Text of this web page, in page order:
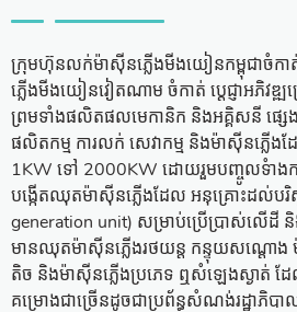
ក្រុមហ៊ុនលក់ម៉ាស៊ីនភ្លើងមីងយៀនកម្ពុជាចំក
ភ្លើងមីងយៀនវៀតណាម ចំកាត់ ប្តេជ្ញាអភិវឌ្ឍ
ព្រមទាំងផលិតផលមេកានិក និងអគ្គិសនី ផ្សេ
ផលិតកម្ម ការលក់ សេវាកម្ម និងម៉ាស៊ីនភ្លើ
1KW ទៅ 2000KW ដោយរួមបញ្ចូលទំាងការ
បង្កើតឈុតម៉ាស៊ីនភ្លើងដែល អនុគ្រោះដល់បរិ
generation unit) សម្រាប់ប្រើប្រាស់លើដី និង
មានឈុតម៉ាស៊ីនភ្លើងរថយន្ត កន្ទុយសណ្តោង
តិច និងម៉ាស៊ីនភ្លើងប្រភេទ ឮសំឡេងស្ងាត់ ដែ
គម្រោងជាច្រើនដូចជាប្រព័ន្ធសំណង់រដ្ឋាភិបា